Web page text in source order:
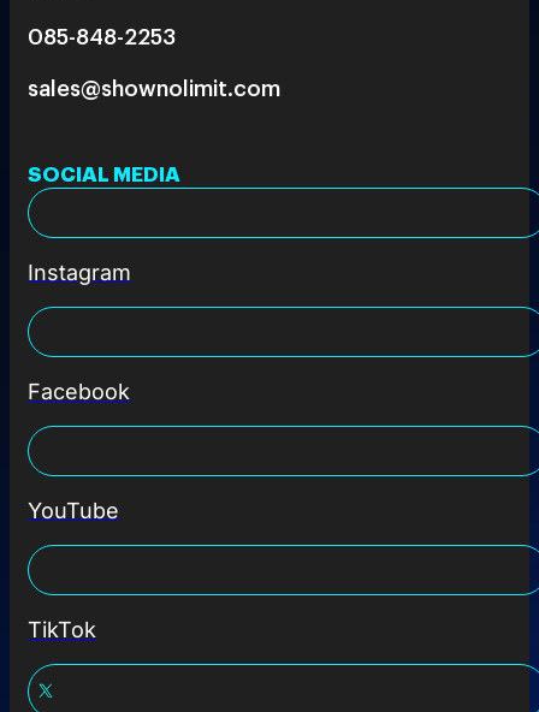
085-848-2253
sales@shownolimit.com
SOCIAL MEDIA
Instagram
Facebook
YouTube
TikTok